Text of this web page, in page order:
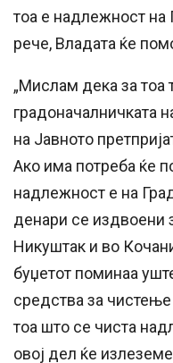
тоа е надлежност на
рече, Владата ќе
„Мислам дека за тоа
градоначалничката
на Јавното
Ако има потреба ќе
надлежност е на
денари се издвоени
Никуштак и во
буџетот поминаа
средства за
тоа што се чиста
овој дел ќе